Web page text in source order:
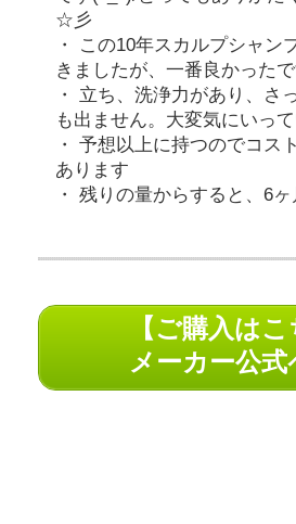
☆彡
この10年スカルプシャン
きましたが、一番良かったで
立ち、洗浄力があり、さ
も出ません。大変気にいって
予想以上に持つのでコス
あります
残りの量からすると、6ヶ
【ご購入はこ
メーカー公式